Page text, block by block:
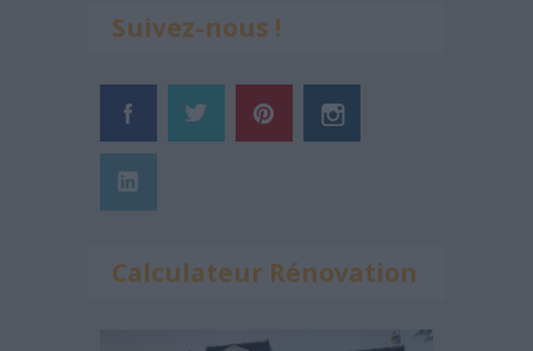
Suivez-nous !
Calculateur Rénovation